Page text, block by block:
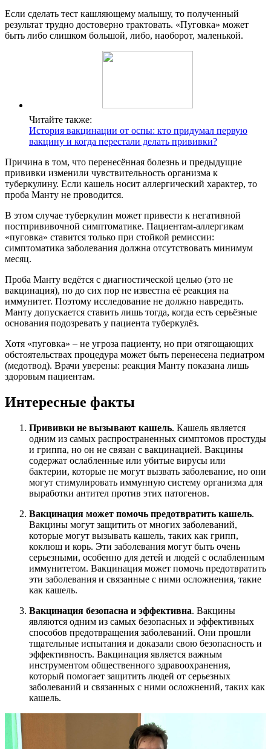
Если сделать тест кашляющему малышу, то полученный
результат трудно достоверно трактовать. «Пуговка» может
быть либо слишком большой, либо, наоборот, маленькой.
Читайте также:
История вакцинации от оспы: кто придумал первую
вакцину и когда перестали делать прививки?
Причина в том, что перенесённая болезнь и предыдущие
прививки изменили чувствительность организма к
туберкулину. Если кашель носит аллергический характер, то
проба Манту не проводится.
В этом случае туберкулин может привести к негативной
постпрививочной симптоматике. Пациентам-аллергикам
«пуговка» ставится только при стойкой ремиссии:
симптоматика заболевания должна отсутствовать минимум
месяц.
Проба Манту ведётся с диагностической целью (это не
вакцинация), но до сих пор не известна её реакция на
иммунитет. Поэтому исследование не должно навредить.
Манту допускается ставить лишь тогда, когда есть серьёзные
основания подозревать у пациента туберкулёз.
Хотя «пуговка» – не угроза пациенту, но при отягощающих
обстоятельствах процедура может быть перенесена педиатром
(медотвод). Врачи уверены: реакция Манту показана лишь
здоровым пациентам.
Интересные факты
Прививки не вызывают кашель. Кашель является
одним из самых распространенных симптомов простуды
и гриппа, но он не связан с вакцинацией. Вакцины
содержат ослабленные или убитые вирусы или
бактерии, которые не могут вызвать заболевание, но они
могут стимулировать иммунную систему организма для
выработки антител против этих патогенов.
Вакцинация может помочь предотвратить кашель.
Вакцины могут защитить от многих заболеваний,
которые могут вызывать кашель, таких как грипп,
коклюш и корь. Эти заболевания могут быть очень
серьезными, особенно для детей и людей с ослабленным
иммунитетом. Вакцинация может помочь предотвратить
эти заболевания и связанные с ними осложнения, такие
как кашель.
Вакцинация безопасна и эффективна. Вакцины
являются одним из самых безопасных и эффективных
способов предотвращения заболеваний. Они прошли
тщательные испытания и доказали свою безопасность и
эффективность. Вакцинация является важным
инструментом общественного здравоохранения,
который помогает защитить людей от серьезных
заболеваний и связанных с ними осложнений, таких как
кашель.